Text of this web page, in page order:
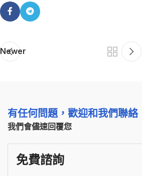
Newer
有任何問題，歡迎和我們聯絡
我們會儘速回覆您
免費諮詢